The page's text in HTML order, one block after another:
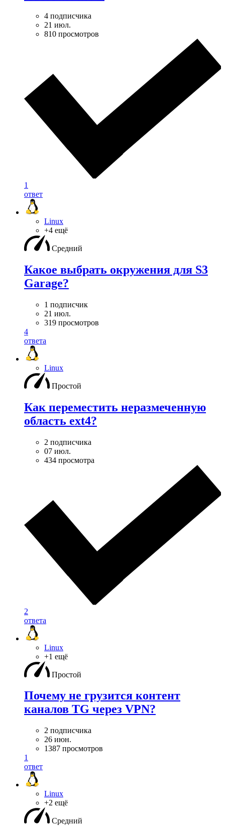
4 подписчика
21 июл.
810 просмотров
1
ответ
Linux
+4 ещё
Средний
Какое выбрать окружения для S3
Garage?
1 подписчик
21 июл.
319 просмотров
4
ответа
Linux
Простой
Как переместить неразмеченную
область ext4?
2 подписчика
07 июл.
434 просмотра
2
ответа
Linux
+1 ещё
Простой
Почему не грузится контент
каналов TG через VPN?
2 подписчика
26 июн.
1387 просмотров
1
ответ
Linux
+2 ещё
Средний